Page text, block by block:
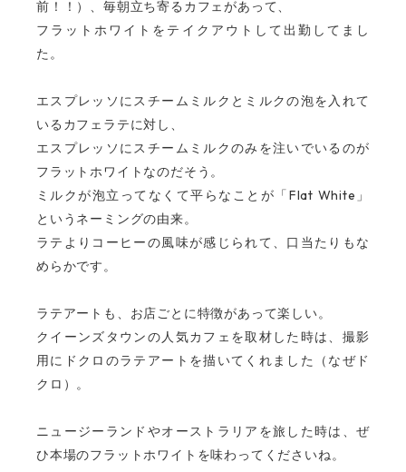
前！！）、毎朝立ち寄るカフェがあって、
フラットホワイトをテイクアウトして出勤してまし
た。
エスプレッソにスチームミルクとミルクの泡を入れて
いるカフェラテに対し、
エスプレッソにスチームミルクのみを注いでいるのが
フラットホワイトなのだそう。
ミルクが泡立ってなくて平らなことが「 Flat White 」
というネーミングの由来。
ラテよりコーヒーの風味が感じられて、口当たりもな
めらかです。
ラテアートも、お店ごとに特徴があって楽しい。
クイーンズタウンの人気カフェを取材した時は、撮影
用にドクロのラテアートを描いてくれました（なぜド
クロ）。
ニュージーランドやオーストラリアを旅した時は、ぜ
ひ本場のフラットホワイトを味わってくださいね。